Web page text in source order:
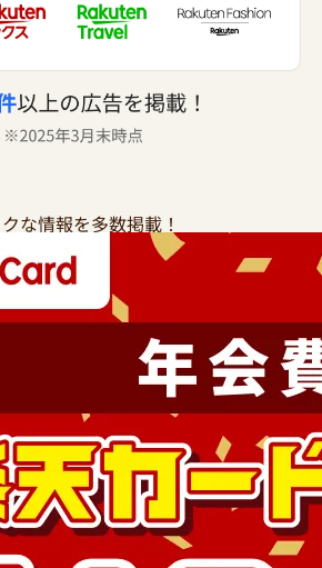
な情報を多数掲載！